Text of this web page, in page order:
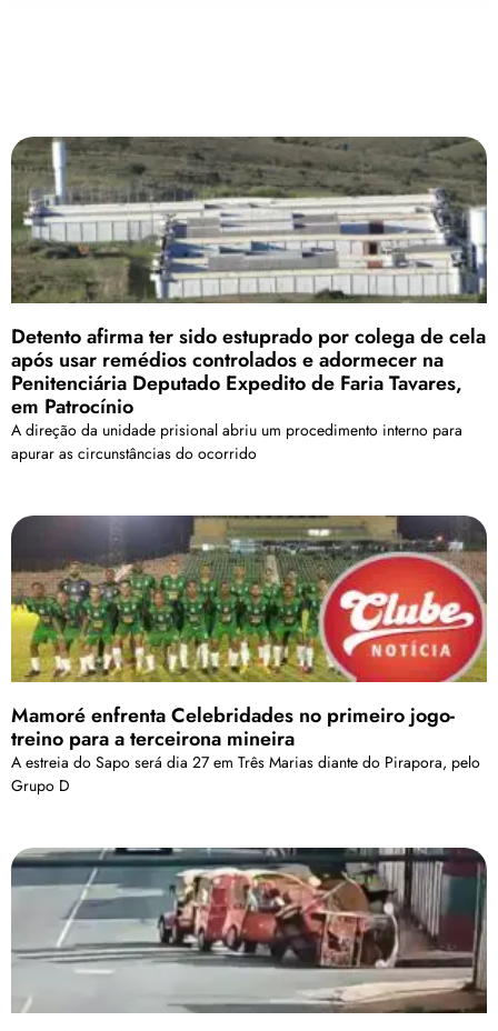
Detento afirma ter sido estuprado por colega de cela
após usar remédios controlados e adormecer na
Penitenciária Deputado Expedito de Faria Tavares,
em Patrocínio
A direção da unidade prisional abriu um procedimento interno para
apurar as circunstâncias do ocorrido
Mamoré enfrenta Celebridades no primeiro jogo-
treino para a terceirona mineira
A estreia do Sapo será dia 27 em Três Marias diante do Pirapora, pelo
Grupo D